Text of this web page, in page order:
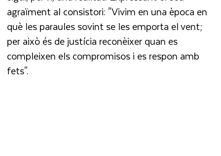
agraïment al consistori: "Vivim en una època en
què les paraules sovint se les emporta el vent;
per això és de justícia reconèixer quan es
compleixen els compromisos i es respon amb
fets".